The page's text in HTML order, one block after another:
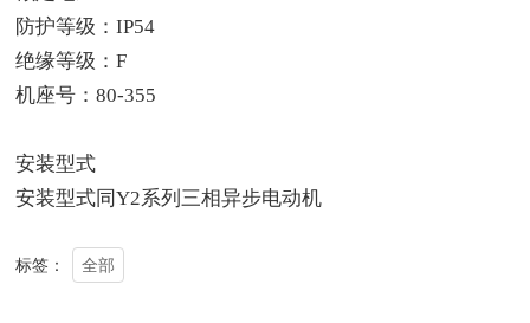
防护等级：IP54
绝缘等级：F
机座号：80-355
安装型式
安装型式同Y2系列三相异步电动机
标签： 全部